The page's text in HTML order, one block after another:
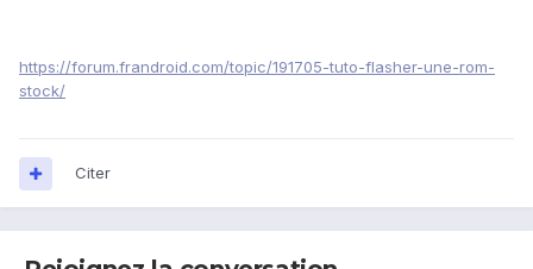
https://forum.frandroid.com/topic/191705-tuto-flasher-une-rom-
stock/
Citer